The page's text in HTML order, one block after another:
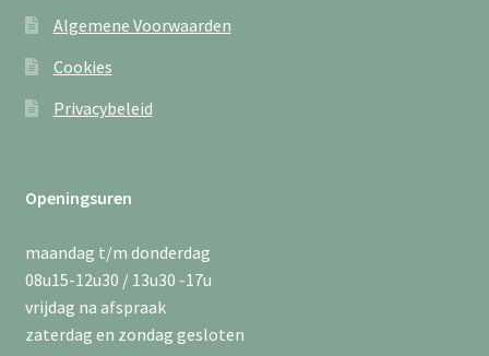
Algemene Voorwaarden
Cookies
Privacybeleid
Openingsuren
maandag t/m donderdag
08u15-12u30 / 13u30 -17u
vrijdag na afspraak
zaterdag en zondag gesloten